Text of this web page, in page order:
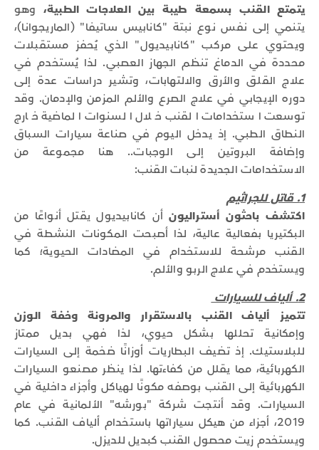
يتمتع القنب بسمعة طيبة بين العلاجات الطبية، وهو
يتنمي إلى نفس نوع نبتة "كانابيس ساتيفا" (الماريجوانا)،
ويحتوي على مركب "كانابيديول" الذي يُحفز مستقبلات
محددة في الدماغ تنظم الجهاز العصبي. لذا يُستخدم في
علاج القلق والأرق والالتهابات، وتشير دراسات عدة إلى
دوره الإيجابي في علاج الصرع والألم المزمن والإدمان. وقد
توسعت استخدامات القنب خلال السنوات الماضية خارج
النطاق الطبي. إذ يدخل اليوم في صناعة سيارات السباق
وإضافة البروتين إلى الوجبات.. هنا مجموعة من
الاستخدامات الجديدة لنبات القنب:
1. قاتل للجراثيم
اكتشف باحثون أستراليونأن كانابيديول يقتل أنواعًا من
البكتيريا بفعالية عالية، لذا أصبحت المكونات النشطة في
القنب مرشحة للاستخدام في المضادات الحيوية؛ كما
ويستخدم في علاج الربو والألم.
2. ألياف للسيارات
تتميز ألياف القنب بالاستقرار والمرونة وخفة الوزن
وإمكانية تحللها بشكل حيوي، لذا فهي بديل ممتاز
للبلاستيك. إذ تضيف البطاريات أوزانًا ضخمة إلى السيارات
الكهربائية، مما يقلل من كفاءتها. لذا ينظر مصنعو السيارات
الكهربائية إلى القنب بوصفه مكونًا لهياكل وأجزاء داخلية في
السيارات. وقد أنتجت شركة "بورشه" الألمانية في عام
2019، أجزاء من هيكل سياراتها باستخدام ألياف القنب. كما
ويستخدم زيت محصول القنب كبديل للديزل.